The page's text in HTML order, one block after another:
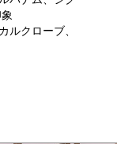
ルクローブ、